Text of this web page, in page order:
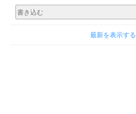
最新を表示する